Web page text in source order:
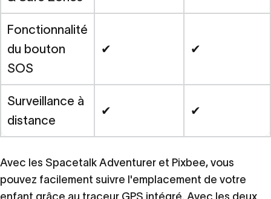
Fonctionnalité
du bouton
SOS
✔ ✔
Surveillance à
distance
✔ ✔
Avec les Spacetalk Adventurer et Pixbee, vous
pouvez facilement suivre l'emplacement de votre